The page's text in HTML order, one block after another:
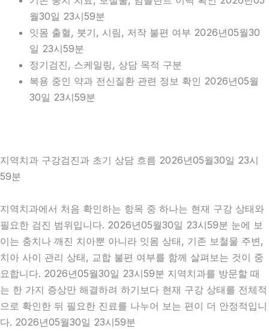
월30일 23시59분
잇몸 출혈, 붓기, 시림, 저작 불편 여부 2026년05월30
일 23시59분
정기검진, 스케일링, 상담 목적 구분
복용 중인 약과 전신질환 관련 정보 확인 2026년05월
30일 23시59분
지역치과 구강검진과 초기 상담 흐름 2026년05월30일 23시
59분
지역치과에서 처음 확인하는 항목 중 하나는 현재 구강 상태와
필요한 검진 범위입니다. 2026년05월30일 23시59분 눈에 보
이는 충치나 깨진 치아뿐 아니라 잇몸 상태, 기존 보철물 주변,
치아 사이 관리 상태, 교합 불편 여부를 함께 살펴보는 것이 중
요합니다. 2026년05월30일 23시59분 지역치과를 방문할 때
는 한 가지 증상만 해결하려 하기보다 현재 구강 상태를 전체적
으로 확인한 뒤 필요한 진료를 나누어 보는 편이 더 안정적입니
다. 2026년05월30일 23시59분